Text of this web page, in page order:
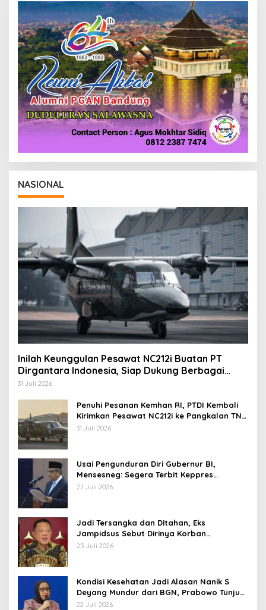
K
S
I
NASIONAL
Inilah Keunggulan Pesawat NC212i Buatan PT
Dirgantara Indonesia, Siap Dukung Berbagai
Operasi TNI
31 Juli 2026
Penuhi Pesanan Kemhan RI, PTDI Kembali
Kirimkan Pesawat NC212i ke Pangkalan TNI
AU
31 Juli 2026
Usai Pengunduran Diri Gubernur BI,
Mensesneg: Segera Terbit Keppres
Pemberhentian dengan Hormat
27 Juli 2026
Jadi Tersangka dan Ditahan, Eks
Jampidsus Sebut Dirinya Korban
Kriminalisasi
25 Juli 2026
Kondisi Kesehatan Jadi Alasan Nanik S
Deyang Mundur dari BGN, Prabowo Tunjuk
Wamentan Sudaryono
22 Juli 2026